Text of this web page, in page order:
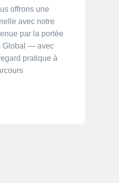
offrons une
avec notre
par la portée
Global — avec
pratique à